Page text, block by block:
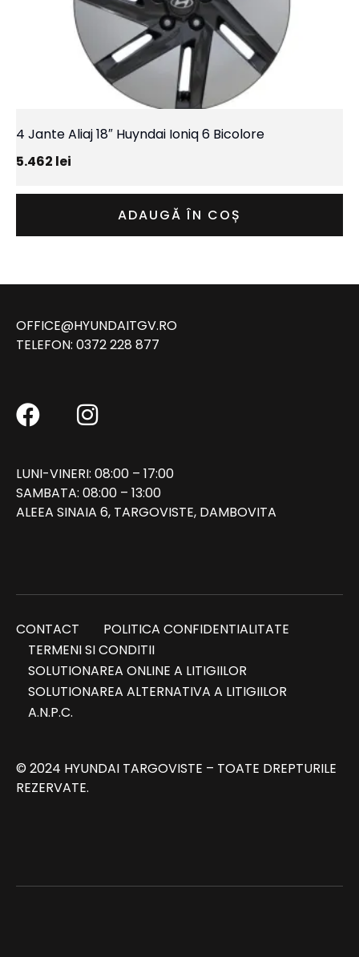
4 Jante Aliaj 18″ Huyndai Ioniq 6 Bicolore
5.462 lei
ADAUGĂ ÎN COȘ
OFFICE@HYUNDAITGV.RO
TELEFON: 0372 228 877
LUNI-VINERI: 08:00 – 17:00
SAMBATA: 08:00 – 13:00
ALEEA SINAIA 6, TARGOVISTE, DAMBOVITA
CONTACT
POLITICA CONFIDENTIALITATE
TERMENI SI CONDITII
SOLUTIONAREA ONLINE A LITIGIILOR
SOLUTIONAREA ALTERNATIVA A LITIGIILOR
A.N.P.C.
© 2024 HYUNDAI TARGOVISTE – TOATE DREPTURILE
REZERVATE.